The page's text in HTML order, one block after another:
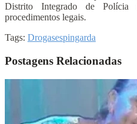
Distrito Integrado de
procedimentos legais.
Tags: Drogasespingarda
Postagens Relacionadas